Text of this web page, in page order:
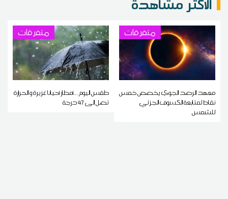
متفرقات
معهد الرصد الجوي يخصص خمس
نقاط لمتابعة الكسوف الجزئي
للشمس
متفرقات
طقس اليوم ...أمطار أحيانا غزيرة و الحرارة
تصل إلى 47 درجة